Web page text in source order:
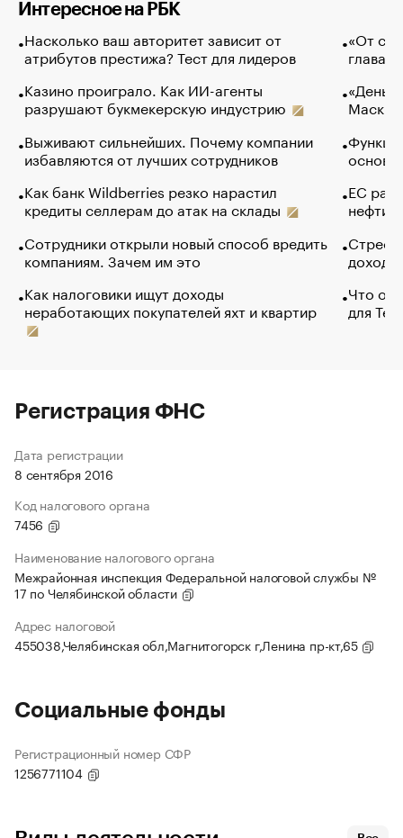
Интересное на РБК
Насколько ваш авторитет зависит от
атрибутов престижа? Тест для лидеров
Казино проиграло. Как ИИ-агенты
разрушают букмекерскую индустрию
Выживают сильнейших. Почему компании
избавляются от лучших сотрудников
Как банк Wildberries резко нарастил
кредиты селлерам до атак на склады
Сотрудники открыли новый способ вредить
компаниям. Зачем им это
Как налоговики ищут доходы
неработающих покупателей яхт и квартир
«От
глава
Маск в
основ
ЕС
нефти
Что
для
Регистрация ФНС
Дата регистрации
8 сентября 2016
Код налогового органа
7456
Наименование налогового органа
Межрайонная инспекция Федеральной налоговой службы №
17 по Челябинской области
Адрес налоговой
455038,Челябинская обл,Магнитогорск г,Ленина пр-кт,65
Социальные фонды
Регистрационный номер СФР
1256771104